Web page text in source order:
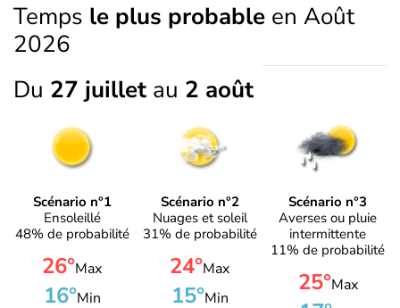
Temps le plus probable en Août
2026
Du 27 juillet au 2 août
Scénario n°1
Ensoleillé
48% de probabilité
26°Max
16°Min
Scénario n°2
Nuages et soleil
31% de probabilité
24°Max
15°Min
Scénario n°3
Averses ou pluie
intermittente
11% de probabilité
25°Max